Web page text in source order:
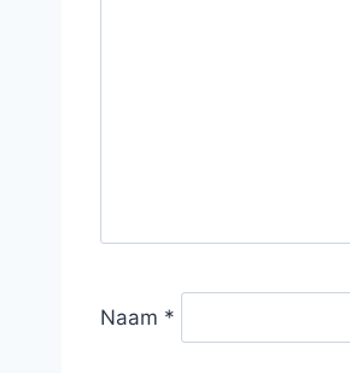
Naam *